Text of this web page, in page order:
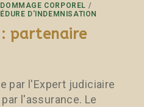
CORPOREL /
D'INDEMNISATION
: partenaire
par l'Expert judiciaire
l'assurance. Le